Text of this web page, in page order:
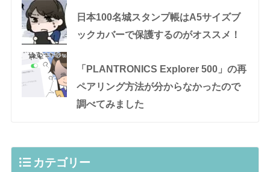
日本100名城スタンプ帳はA5サイズブ
ックカバーで保護するのがオススメ！
「PLANTRONICS Explorer 500」の再
ペアリング方法が分からなかったので
調べてみました
カテゴリー